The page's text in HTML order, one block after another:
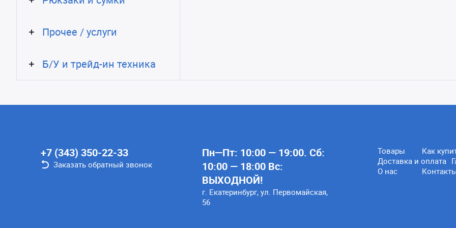
Прочее / услуги
Б/У и трейд-ин техника
+7 (343) 350-22-33
Заказать обратный звонок
Пн—Пт: 10:00 — 19:00. Сб:
10:00 — 18:00 Вс:
ВЫХОДНОЙ!
г. Екатеринбург, ул. Первомайская,
56
Товары
Как
Доставка и оплата
О нас